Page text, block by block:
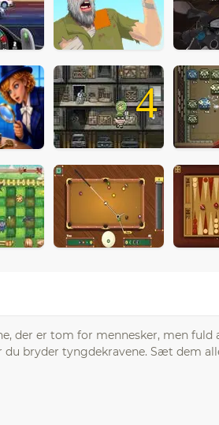
4
der er tom for mennesker, men fuld
bryder tyngdekravene. Sæt dem